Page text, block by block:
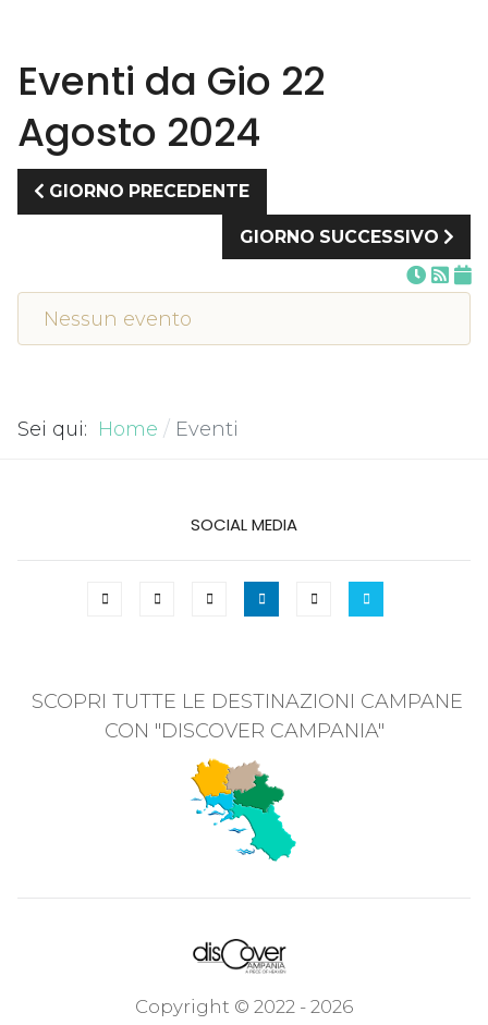
Eventi da Gio 22
Agosto 2024
GIORNO PRECEDENTE
GIORNO SUCCESSIVO
Nessun evento
Sei qui: Home Eventi
SOCIAL MEDIA
SCOPRI TUTTE LE DESTINAZIONI CAMPANE
CON "DISCOVER CAMPANIA"
Copyright © 2022 - 2026